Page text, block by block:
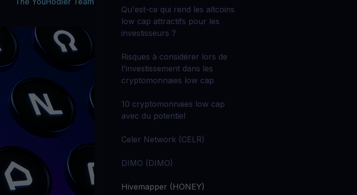
avec notre jeton
gère ta crypto facilement
Récompenses
Libérez votre potentiel illimité avec des récompenses sans
limites
Promotions
Explorez les derniers concours et promotions
Explorez tous les actifs cryptos
Qu'est-ce qui rend les altcoins
low cap attractifs pour les
investisseurs ?
Risques à considérer lors de
l'investissement dans les
cryptomonnaies low cap
10 cryptomonnaies low cap
avec du potentiel
Celer Network (CELR)
DIMO (DIMO)
Hivemapper (HONEY)